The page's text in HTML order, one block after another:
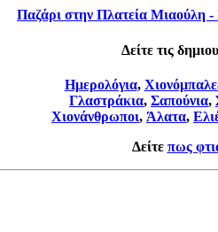
Παζάρι στην Πλατεία Μιαούλη -
Δείτε τις
Ημερολόγια,
Γλαστράκια, Σαπούνια,
Χιονάνθρωποι, Άλατα,
Δείτε πως